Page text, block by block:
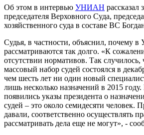
Об этом в интервью УНИАН рассказал
председателя Верховного Суда,
хозяйственного суда в составе ВС
Судья, в частности, объяснил, почему в
рассматриваются так долго. «К
отсутствии нормативов. Так случилось,
массовый набор судей состоялся в
чем шесть лет ни один новый
лишь несколько назначений в 2015
появились указы президента о
судей – это около семидесяти человек.
давали, соответственно осуществлять
рассматривать дела еще не могут», -